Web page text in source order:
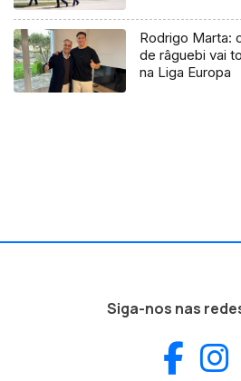
Rodrigo Marta:
de râguebi vai
na Liga Europa
Siga-nos nas